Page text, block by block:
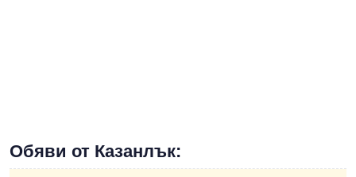
Обяви от Казанлък: